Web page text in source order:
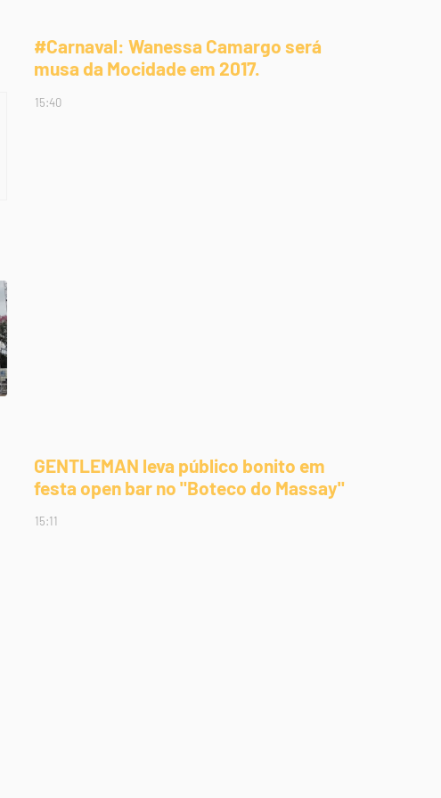
#Carnaval: Wanessa Camargo será
musa da Mocidade em 2017.
15:40
GENTLEMAN leva público bonito em
festa open bar no "Boteco do Massay"
15:11